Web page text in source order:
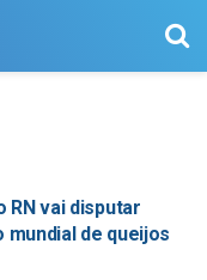
RN vai disputar
mundial de queijos